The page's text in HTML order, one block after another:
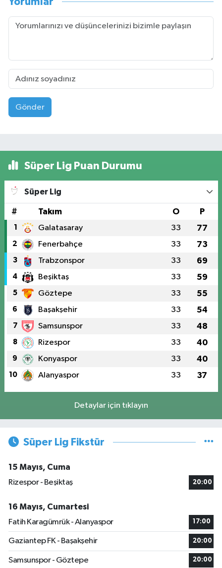
Gönder
Süper Lig Puan Durumu
Süper Lig
# Takım O P
1 Galatasaray 33 77
2 Fenerbahçe 33 73
3 Trabzonspor 33 69
4 Beşiktaş 33 59
5 Göztepe 33 55
6 Başakşehir 33 54
7 Samsunspor 33 48
8 Rizespor 33 40
9 Konyaspor 33 40
10 Alanyaspor 33 37
Detaylar için tıklayın
Süper Lig Fikstür
15 Mayıs, Cuma
Rizespor - Beşiktaş
20:00
16 Mayıs, Cumartesi
Fatih Karagümrük - Alanyaspor
17:00
Gaziantep FK - Başakşehir 20:00
Samsunspor - Göztepe 20:00